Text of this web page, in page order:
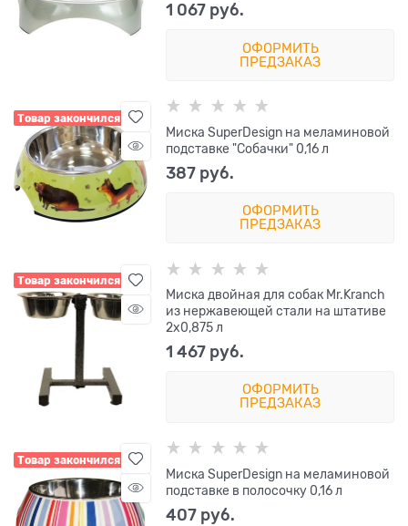
1 067 руб.
ОФОРМИТЬ
ПРЕДЗАКАЗ
Товар закончился
Миска SuperDesign на меламиновой
подставке "Собачки" 0,16 л
387 руб.
ОФОРМИТЬ
ПРЕДЗАКАЗ
Товар закончился
Миска двойная для собак Mr.Kranch
из нержавеющей стали на штативе
2х0,875 л
1 467 руб.
ОФОРМИТЬ
ПРЕДЗАКАЗ
Товар закончился
Миска SuperDesign на меламиновой
подставке в полосочку 0,16 л
407 руб.